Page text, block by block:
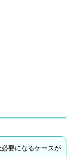
必要になるケースが